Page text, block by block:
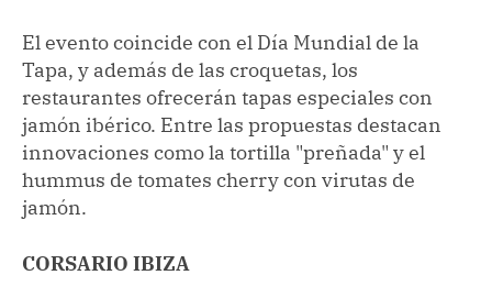
El evento coincide con el Día Mundial de la
Tapa, y además de las croquetas, los
restaurantes ofrecerán tapas especiales con
jamón ibérico. Entre las propuestas destacan
innovaciones como la tortilla "preñada" y el
hummus de tomates cherry con virutas de
jamón.
CORSARIO IBIZA